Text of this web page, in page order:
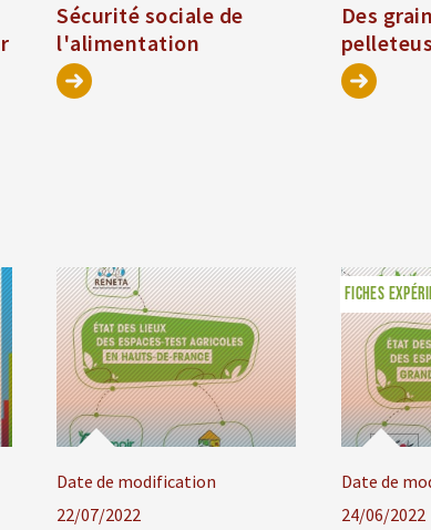
Sécurité sociale de
l'alimentation
Des
Date de modification
22/07/2022
Date de
24/06/2022
FICHES